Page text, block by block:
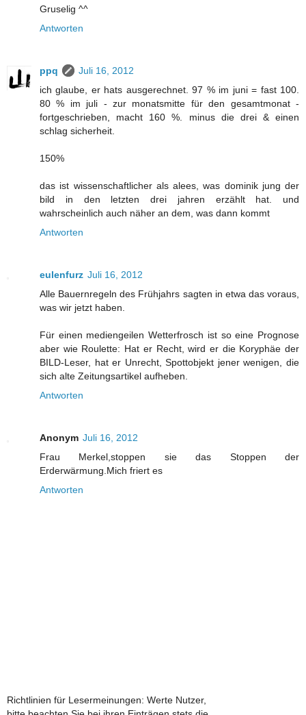
Gruselig ^^
Antworten
ppq
Juli 16, 2012
ich glaube, er hats ausgerechnet. 97 % im juni = fast 100.
80 % im juli - zur monatsmitte für den gesamtmonat -
fortgeschrieben, macht 160 %. minus die drei & einen
schlag sicherheit.
150%
das ist wissenschaftlicher als alees, was dominik jung der
bild in den letzten drei jahren erzählt hat. und
wahrscheinlich auch näher an dem, was dann kommt
Antworten
eulenfurz Juli 16, 2012
Alle Bauernregeln des Frühjahrs sagten in etwa das voraus,
was wir jetzt haben.
Für einen mediengeilen Wetterfrosch ist so eine Prognose
aber wie Roulette: Hat er Recht, wird er die Koryphäe der
BILD-Leser, hat er Unrecht, Spottobjekt jener wenigen, die
sich alte Zeitungsartikel aufheben.
Antworten
Anonym Juli 16, 2012
Frau Merkel,stoppen sie das Stoppen der
Erderwärmung.Mich friert es
Antworten
Richtlinien für Lesermeinungen: Werte Nutzer,